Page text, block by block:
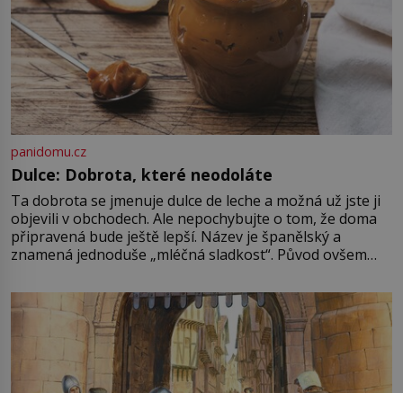
panidomu.cz
Dulce: Dobrota, které neodoláte
Ta dobrota se jmenuje dulce de leche a možná už jste ji
objevili v obchodech. Ale nepochybujte o tom, že doma
připravená bude ještě lepší. Název je španělský a
znamená jednoduše „mléčná sladkost“. Původ ovšem
pře hned několik latinskoamerických zemí a k tomu
Francie, kde se traduje,